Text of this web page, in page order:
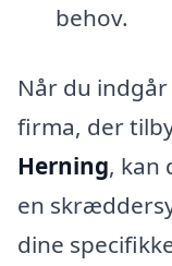
behov.
Når du
firma, der
Herning, kan
en
dine